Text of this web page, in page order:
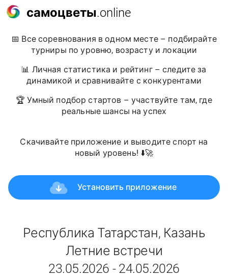
самоцветы.online
📅 Все соревнования в одном месте – подбирайте
турниры по уровню, возрасту и локации
📊 Личная статистика и рейтинг – следите за
динамикой и сравнивайте с конкурентами
🏆 Умный подбор стартов – участвуйте там, где
реальные шансы на успех
Скачивайте приложение и выводите спорт на
новый уровень! ⬇️🚀
Установить приложение
Республика Татарстан, Казань
Летние встречи
23.05.2026 - 24.05.2026